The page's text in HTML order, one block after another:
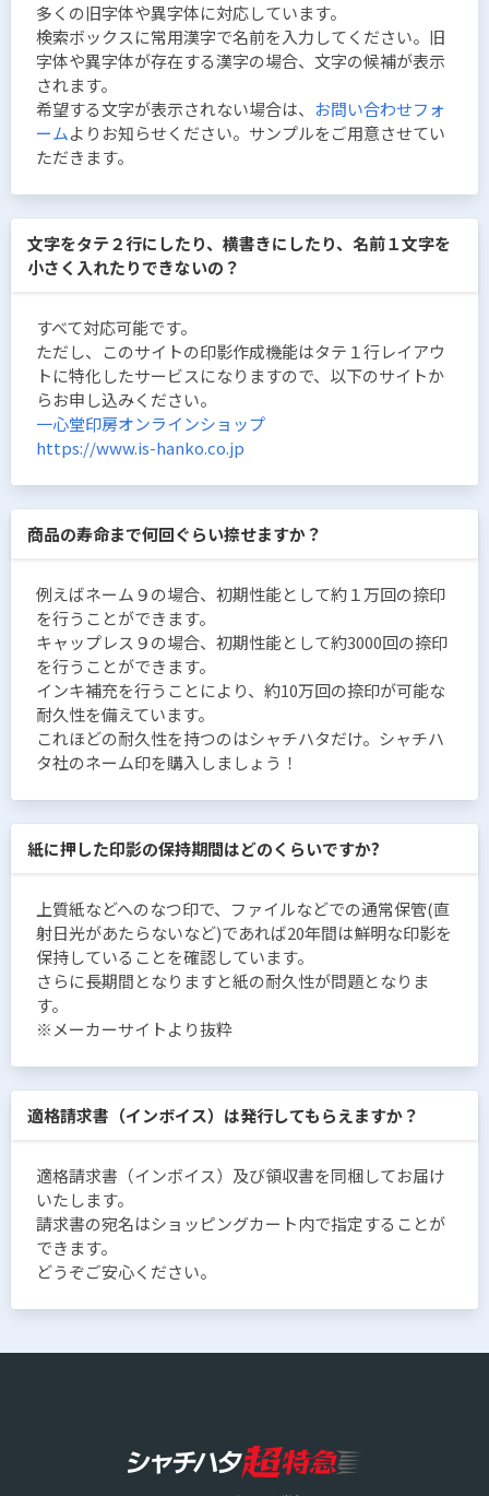
多くの旧字体や異字体に対応しています。
検索ボックスに常用漢字で名前を入力してください。旧
字体や異字体が存在する漢字の場合、文字の候補が表示
されます。
希望する文字が表示されない場合は、 お問い合わせフォ
ームよりお知らせください。サンプルをご用意させてい
ただきます。
文字をタテ２行にしたり、横書きにしたり、名前１文字を
小さく入れたりできないの？
すべて対応可能です。
ただし、このサイトの印影作成機能はタテ１行レイアウ
トに特化したサービスになりますので、以下のサイトか
らお申し込みください。
一心堂印房オンラインショップ
https://www.is-hanko.co.jp
商品の寿命まで何回ぐらい捺せますか？
例えばネーム９の場合、初期性能として約１万回の捺印
を行うことができます。
キャップレス９の場合、初期性能として約3000回の捺印
を行うことができます。
インキ補充を行うことにより、約10万回の捺印が可能な
耐久性を備えています。
これほどの耐久性を持つのはシャチハタだけ。シャチハ
タ社のネーム印を購入しましょう！
紙に押した印影の保持期間はどのくらいですか?
上質紙などへのなつ印で、ファイルなどでの通常保管(直
射日光があたらないなど)であれば20年間は鮮明な印影を
保持していることを確認しています。
さらに長期間となりますと紙の耐久性が問題となりま
す。
※メーカーサイトより抜粋
適格請求書（インボイス）は発行してもらえますか？
適格請求書（インボイス）及び領収書を同梱してお届け
いたします。
請求書の宛名はショッピングカート内で指定することが
できます。
どうぞご安心ください。